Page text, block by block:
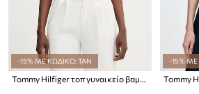
-15% ΜΕ ΚΩΔΙΚΟ: TAN
Tommy Hilfiger τοπ γυναικείο βαμβακερό με ελαστάν
-15% ΜΕ